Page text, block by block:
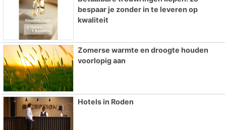
bespaar je zonder in te leveren op
kwaliteit
Zomerse warmte en droogte houden
voorlopig aan
Hotels in Roden